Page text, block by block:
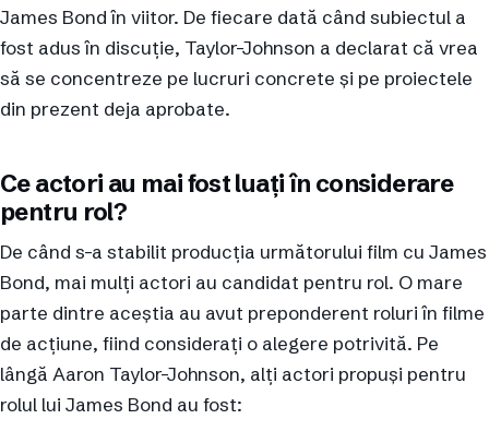
James Bond în viitor. De fiecare dată când subiectul a
fost adus în discuție, Taylor-Johnson a declarat că vrea
să se concentreze pe lucruri concrete și pe proiectele
din prezent deja aprobate.
Ce actori au mai fost luați în considerare
pentru rol?
De când s-a stabilit producția următorului film cu James
Bond, mai mulți actori au candidat pentru rol. O mare
parte dintre aceștia au avut preponderent roluri în filme
de acțiune, fiind considerați o alegere potrivită. Pe
lângă Aaron Taylor-Johnson, alți actori propuși pentru
rolul lui James Bond au fost: